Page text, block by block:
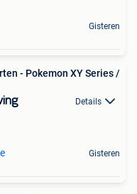
Gisteren
- Pokemon XY Series /
Details
Gisteren